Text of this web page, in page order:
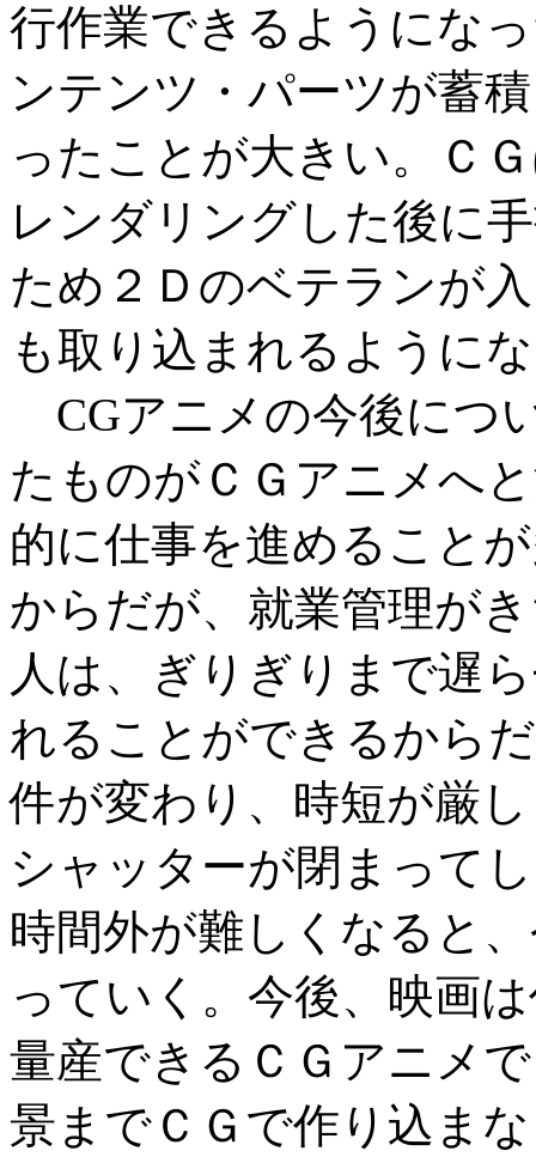
行作業できるようにな
ンテンツ・パーツが蓄
ったことが大きい。Ｃ
レンダリングした後に
ため２Ｄのベテランが
も取り込まれるように
CGアニメの今後につ
たものがＣＧアニメへ
的に仕事を進めること
からだが、就業管理が
人は、ぎりぎりまで遅
れることができるから
件が変わり、時短が厳
シャッターが閉まって
時間外が難しくなると
っていく。今後、映画
量産できるＣＧアニメ
景までＣＧで作り込ま